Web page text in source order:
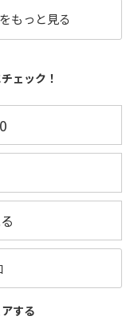
もっと見る
ェック！
する